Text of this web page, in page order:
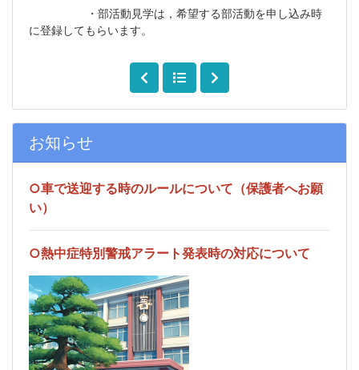
お知らせ
○車で送迎する時のルールについて（保護者へお願
い）
○熱中症特別警戒アラート発表時の対応について
・部活動見学は，希望する部活動を申し込み時
に登録してもらいます。